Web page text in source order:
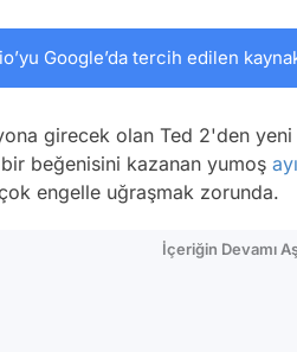
Google’da tercih edilen
girecek olan Ted 2'den yeni
beğenisini kazanan yumoş ayı
engelle uğraşmak zorunda.
İçeriğin Devamı